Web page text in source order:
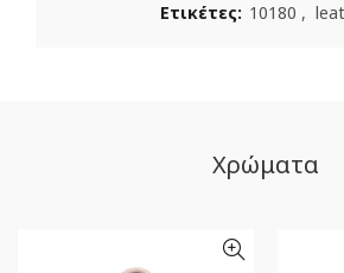
Ετικέτες: 10180 ,
Χρώματα